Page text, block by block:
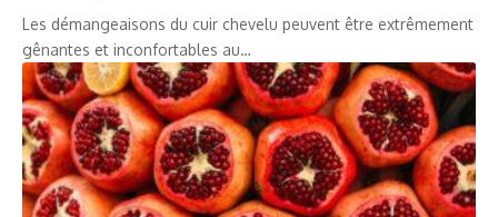
Les démangeaisons du cuir chevelu peuvent être extrêmement
gênantes et inconfortables au…